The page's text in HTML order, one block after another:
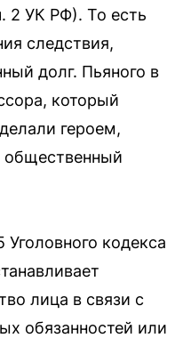
2 УК РФ). То есть
следствия,
долг. Пьяного в
который
героем,
Уголовного кодекса
лица в связи с
обязанностей или